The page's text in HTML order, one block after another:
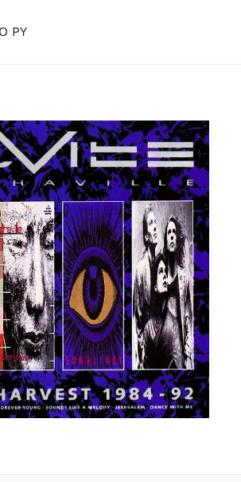
PY